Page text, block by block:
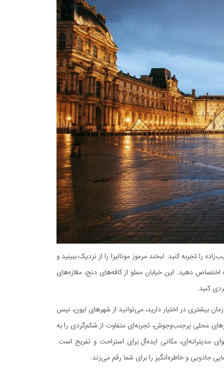
را تجربه کنید. لبخند مرموز مونالیزا را از نزدیک ببینید و
دهید. این خیابان مملو از کافه‌های دنج، مغازه‌های
کنید.
بیشتری در اختیار دارید، می‌توانید از شهرهای لیون، نیس
محلی پرجنب‌وجوش، تجربه‌ای متفاوت از شکم‌گردی را به
مدیترانه‌ای، مکانی ایده‌آل برای استراحت و تفریح است.
جادویی و خاطره‌انگیز را برای شما رقم می‌زند.